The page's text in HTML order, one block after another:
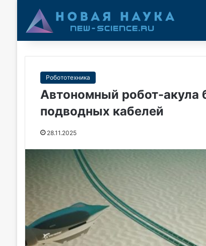
Робототехника
Автономный робот-акула
подводных кабелей
28.11.2025